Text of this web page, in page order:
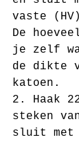
vaste
De
je zelf
de dikte
katoen.
2. Haak
steken
sluit met